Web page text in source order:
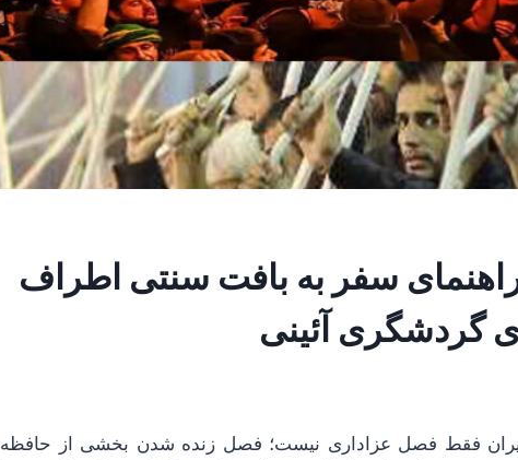
سفر به بافت سنتی اطراف
فقط فصل عزاداری نیست؛ فصل زنده شدن بخشی از حافظه